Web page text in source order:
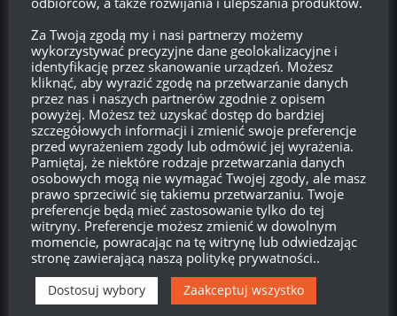
Sk00……?
0 Odpowiedz
kluska07 17:14, 14 kwietnia 2020 17:14
To stąd pojawił się ten pasek z % pomarańczowy
0 Odpowiedz
ktosik
Reply tokluska07 22:47, 14 kwietnia 2020 22:47
o co chodzi z tym paskiem mam jakies 15 %….?
0 Odpowiedz
Za Twoją zgodą my i nasi partnerzy możemy
wykorzystywać precyzyjne dane geolokalizacyjne i
identyfikację przez skanowanie urządzeń. Możesz
kliknąć, aby wyrazić zgodę na przetwarzanie danych
przez nas i naszych partnerów zgodnie z opisem
powyżej. Możesz też uzyskać dostęp do bardziej
szczegółowych informacji i zmienić swoje preferencje
przed wyrażeniem zgody lub odmówić jej wyrażenia.
Pamiętaj, że niektóre rodzaje przetwarzania danych
osobowych mogą nie wymagać Twojej zgody, ale masz
prawo sprzeciwić się takiemu przetwarzaniu. Twoje
preferencje będą mieć zastosowanie tylko do tej
witryny. Preferencje możesz zmienić w dowolnym
momencie, powracając na tę witrynę lub odwiedzając
stronę zawierającą naszą politykę prywatności..
Dostosuj wybory Zaakceptuj wszystko